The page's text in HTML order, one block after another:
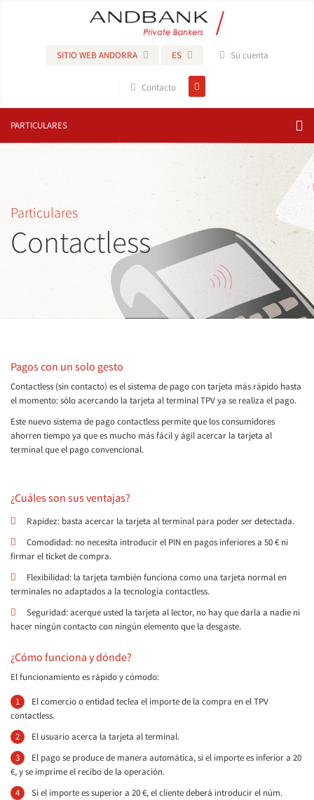
SITIO WEB ANDORRA ES Su cuenta
Contacto
PARTICULARES
Particulares
Contactless
Pagos con un solo gesto
Contactless (sin contacto) es el sistema de pago con tarjeta más rápido hasta
el momento: sólo acercando la tarjeta al terminal TPV ya se realiza el pago.
Este nuevo sistema de pago contactless permite que los consumidores
ahorren tiempo ya que es mucho más fácil y ágil acercar la tarjeta al
terminal que el pago convencional.
¿Cuáles son sus ventajas?
Rapidez: basta acercar la tarjeta al terminal para poder ser detectada.
Comodidad: no necesita introducir el PIN en pagos inferiores a 50 € ni
firmar el ticket de compra.
Flexibilidad: la tarjeta también funciona como una tarjeta normal en
terminales no adaptados a la tecnología contactless.
Seguridad: acerque usted la tarjeta al lector, no hay que darla a nadie ni
hacer ningún contacto con ningún elemento que la desgaste.
¿Cómo funciona y dónde?
El funcionamiento es rápido y cómodo:
El comercio o entidad teclea el importe de la compra en el TPV
contactless.
El usuario acerca la tarjeta al terminal.
El pago se produce de manera automática, si el importe es inferior a 20
€, y se imprime el recibo de la operación.
Si el importe es superior a 20 €, el cliente deberá introducir el núm.